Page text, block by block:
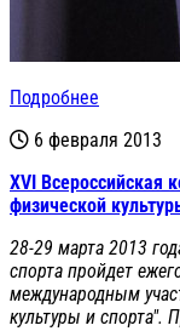
Подробнее
6 февраля 2013
XVI Всероссийская
физической
28-29 марта 2013
спорта пройдет
международным
культуры и спорта".